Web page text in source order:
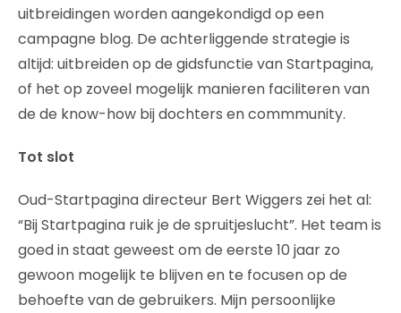
uitbreidingen worden aangekondigd op een
campagne blog. De achterliggende strategie is
altijd: uitbreiden op de gidsfunctie van Startpagina,
of het op zoveel mogelijk manieren faciliteren van
de de know-how bij dochters en commmunity.
Tot slot
Oud-Startpagina directeur Bert Wiggers zei het al:
“Bij Startpagina ruik je de spruitjeslucht”. Het team is
goed in staat geweest om de eerste 10 jaar zo
gewoon mogelijk te blijven en te focusen op de
behoefte van de gebruikers. Mijn persoonlijke